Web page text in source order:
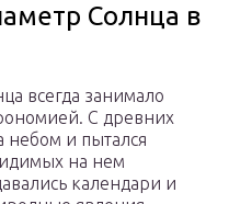
Солнца в
всегда занимало
С древних
небом и пытался
на нем
календари и